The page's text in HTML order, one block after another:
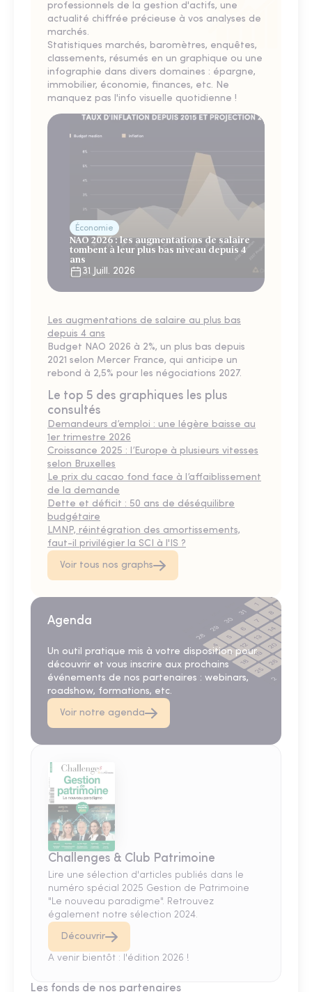
professionnels de la gestion d'actifs, une
actualité chiffrée précieuse à vos analyses de
marchés.
Statistiques marchés, baromètres, enquêtes,
classements, résumés en un graphique ou une
infographie dans divers domaines : épargne,
immobilier, économie, finances, etc. Ne
manquez pas l'info visuelle quotidienne !
Économie
NAO 2026 : les augmentations de salaire
tombent à leur plus bas niveau depuis 4
ans
31 Juill. 2026
Les augmentations de salaire au plus bas
depuis 4 ans
Budget NAO 2026 à 2%, un plus bas depuis
2021 selon Mercer France, qui anticipe un
rebond à 2,5% pour les négociations 2027.
Le top 5 des graphiques les plus
consultés
Demandeurs d’emploi : une légère baisse au
1er trimestre 2026
Croissance 2025 : l’Europe à plusieurs vitesses
selon Bruxelles
Le prix du cacao fond face à l’affaiblissement
de la demande
Dette et déficit : 50 ans de déséquilibre
budgétaire
LMNP, réintégration des amortissements,
faut-il privilégier la SCI à l'IS ?
Voir tous nos graphs
Agenda
Un outil pratique mis à votre disposition pour
découvrir et vous inscrire aux prochains
événements de nos partenaires : webinars,
roadshow, formations, etc.
Voir notre agenda
Challenges & Club Patrimoine
Lire une sélection d'articles publiés dans le
numéro spécial 2025 Gestion de Patrimoine
"Le nouveau paradigme". Retrouvez
également notre sélection 2024.
Découvrir
A venir bientôt : l'édition 2026 !
Les fonds de nos partenaires